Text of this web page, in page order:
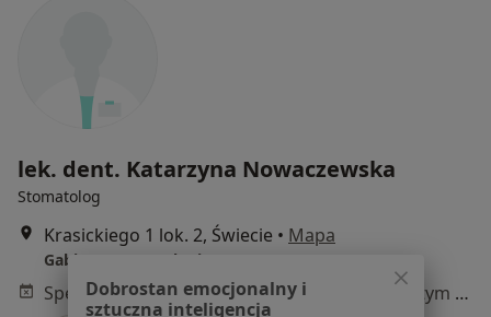
lek. dent. Katarzyna Nowaczewska
Stomatolog
Krasickiego 1 lok. 2, Świecie • Mapa
Gabinet Stomatologiczny
Specjalista nie oferuje umawiania online pod tym adresem.
Dobrostan emocjonalny i
sztuczna inteligencja